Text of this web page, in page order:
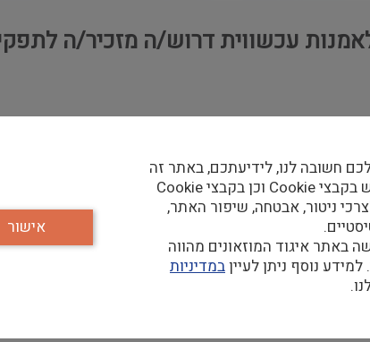
עכשווית דרוש/ה מזכיר/ה לתפקיד
חשובה לנו, לידיעתכם, באתר זה
נעשה שימוש בקבצי Cookie וכן בקבצי Cookie
ניטור, אבטחה, שיפור האתר,
באתר איגוד המוזאונים מהווה
נוסף ניתן לעייןבמדיניות
אישור